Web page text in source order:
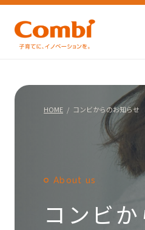
HOME コンビからのお知らせ
About us
コンビ